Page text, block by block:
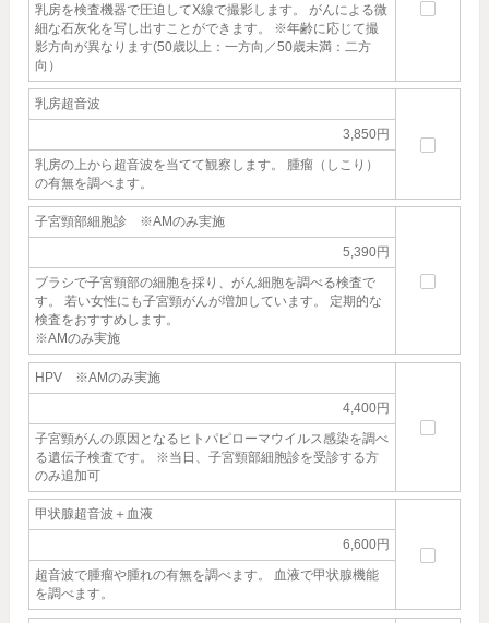
乳房を検査機器で圧迫してX線で撮影します。 がんによる微
細な石灰化を写し出すことができます。 ※年齢に応じて撮
影方向が異なります(50歳以上：一方向／50歳未満：二方
向）
乳房超音波
3,850円
乳房の上から超音波を当てて観察します。 腫瘤（しこり）
の有無を調べます。
子宮頸部細胞診 ※AMのみ実施
5,390円
ブラシで子宮頸部の細胞を採り、がん細胞を調べる検査で
す。 若い女性にも子宮頸がんが増加しています。 定期的な
検査をおすすめします。
※AMのみ実施
HPV ※AMのみ実施
4,400円
子宮頸がんの原因となるヒトパピローマウイルス感染を調べ
る遺伝子検査です。 ※当日、子宮頸部細胞診を受診する方
のみ追加可
甲状腺超音波＋血液
6,600円
超音波で腫瘤や腫れの有無を調べます。 血液で甲状腺機能
を調べます。